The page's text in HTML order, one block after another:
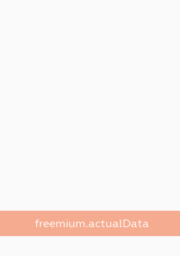
freemium.actualData